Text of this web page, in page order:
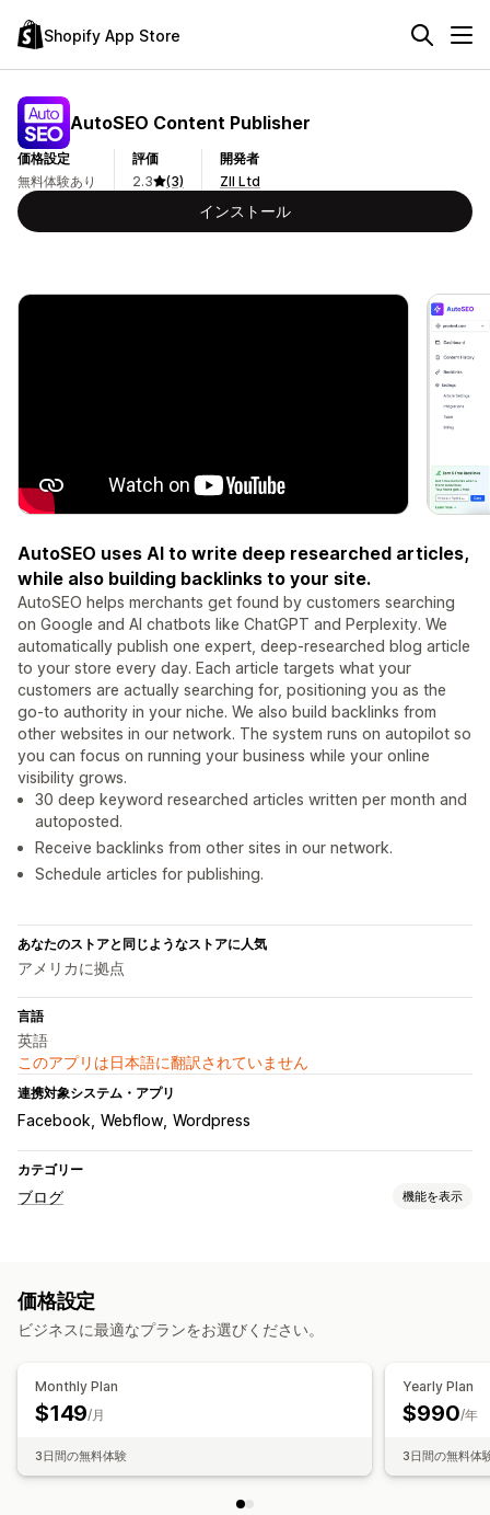
Shopify App Store
AutoSEO Content Publisher
価格設定
無料体験あり
評価
2.3
(3)
開発者
ZII Ltd
インストール
AutoSEO uses AI to write deep researched articles,
while also building backlinks to your site.
AutoSEO helps merchants get found by customers searching
on Google and AI chatbots like ChatGPT and Perplexity. We
automatically publish one expert, deep-researched blog article
to your store every day. Each article targets what your
customers are actually searching for, positioning you as the
go-to authority in your niche. We also build backlinks from
other websites in our network. The system runs on autopilot so
you can focus on running your business while your online
visibility grows.
30 deep keyword researched articles written per month and
autoposted.
Receive backlinks from other sites in our network.
Schedule articles for publishing.
あなたのストアと同じようなストアに人気
アメリカに拠点
言語
英語
このアプリは日本語に翻訳されていません
連携対象システム・アプリ
Facebook Webflow Wordpress
カテゴリー
ブログ 機能を表示
SEO
表示オプション
注目の投稿
価格設定
ビジネスに最適なプランをお選びください。
Monthly Plan
$149/月
3日間の無料体験
Yearly Plan
$990/年
3日間の無料体